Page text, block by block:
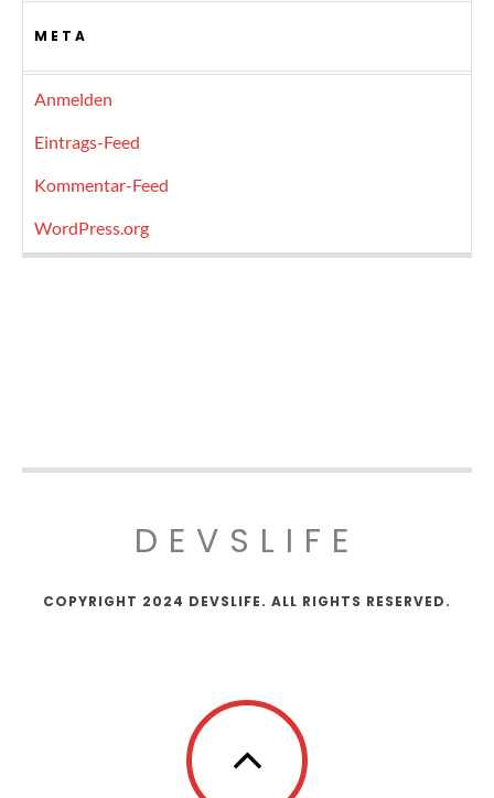
META
Anmelden
Eintrags-Feed
Kommentar-Feed
WordPress.org
DEVSLIFE
COPYRIGHT 2024 DEVSLIFE. ALL RIGHTS RESERVED.